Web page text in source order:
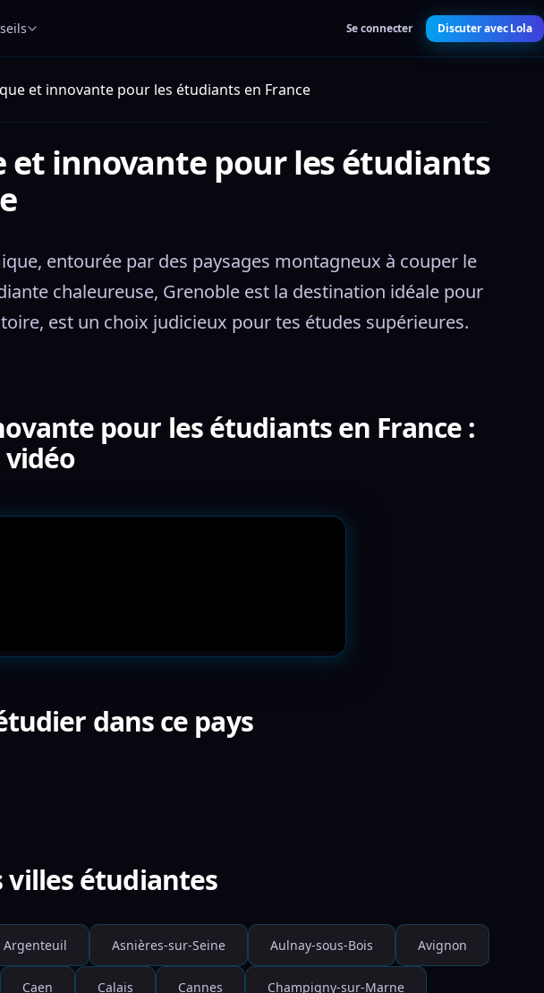
Se connecter Discuter avec Lola
et innovante pour les étudiants en France
et innovante pour les étudiants
entourée par des paysages montagneux à couper le
chaleureuse, Grenoble est la destination idéale pour
est un choix judicieux pour tes études supérieures.
pour les étudiants en France :
dans ce pays
villes étudiantes
Argenteuil Asnières-sur-Seine Aulnay-sous-Bois Avignon
Caen Calais Cannes Champigny-sur-Marne